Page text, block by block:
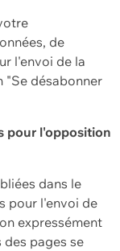
de
l'envoi de la
"Se désabonner
pour l'opposition
dans le
pour l'envoi de
expressément
pages se